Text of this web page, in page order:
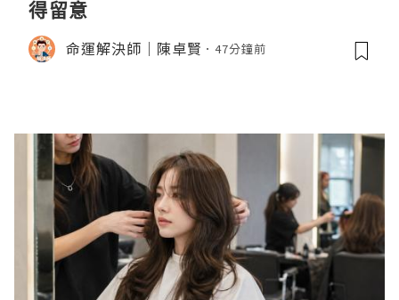
得留意
命運解決師｜陳卓賢 47分鐘前